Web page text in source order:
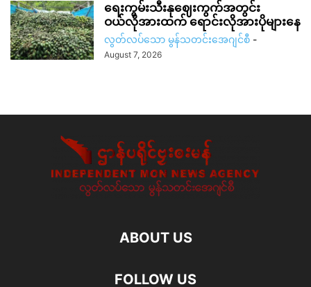
ရေးကွမ်းသီးနုဈေးကွက်အတွင်း
ဝယ်လိုအားထက် ရောင်းလိုအားပိုများနေ
လွတ်လပ်သော မွန်သတင်းအေဂျင်စီ -
August 7, 2026
ABOUT US
FOLLOW US